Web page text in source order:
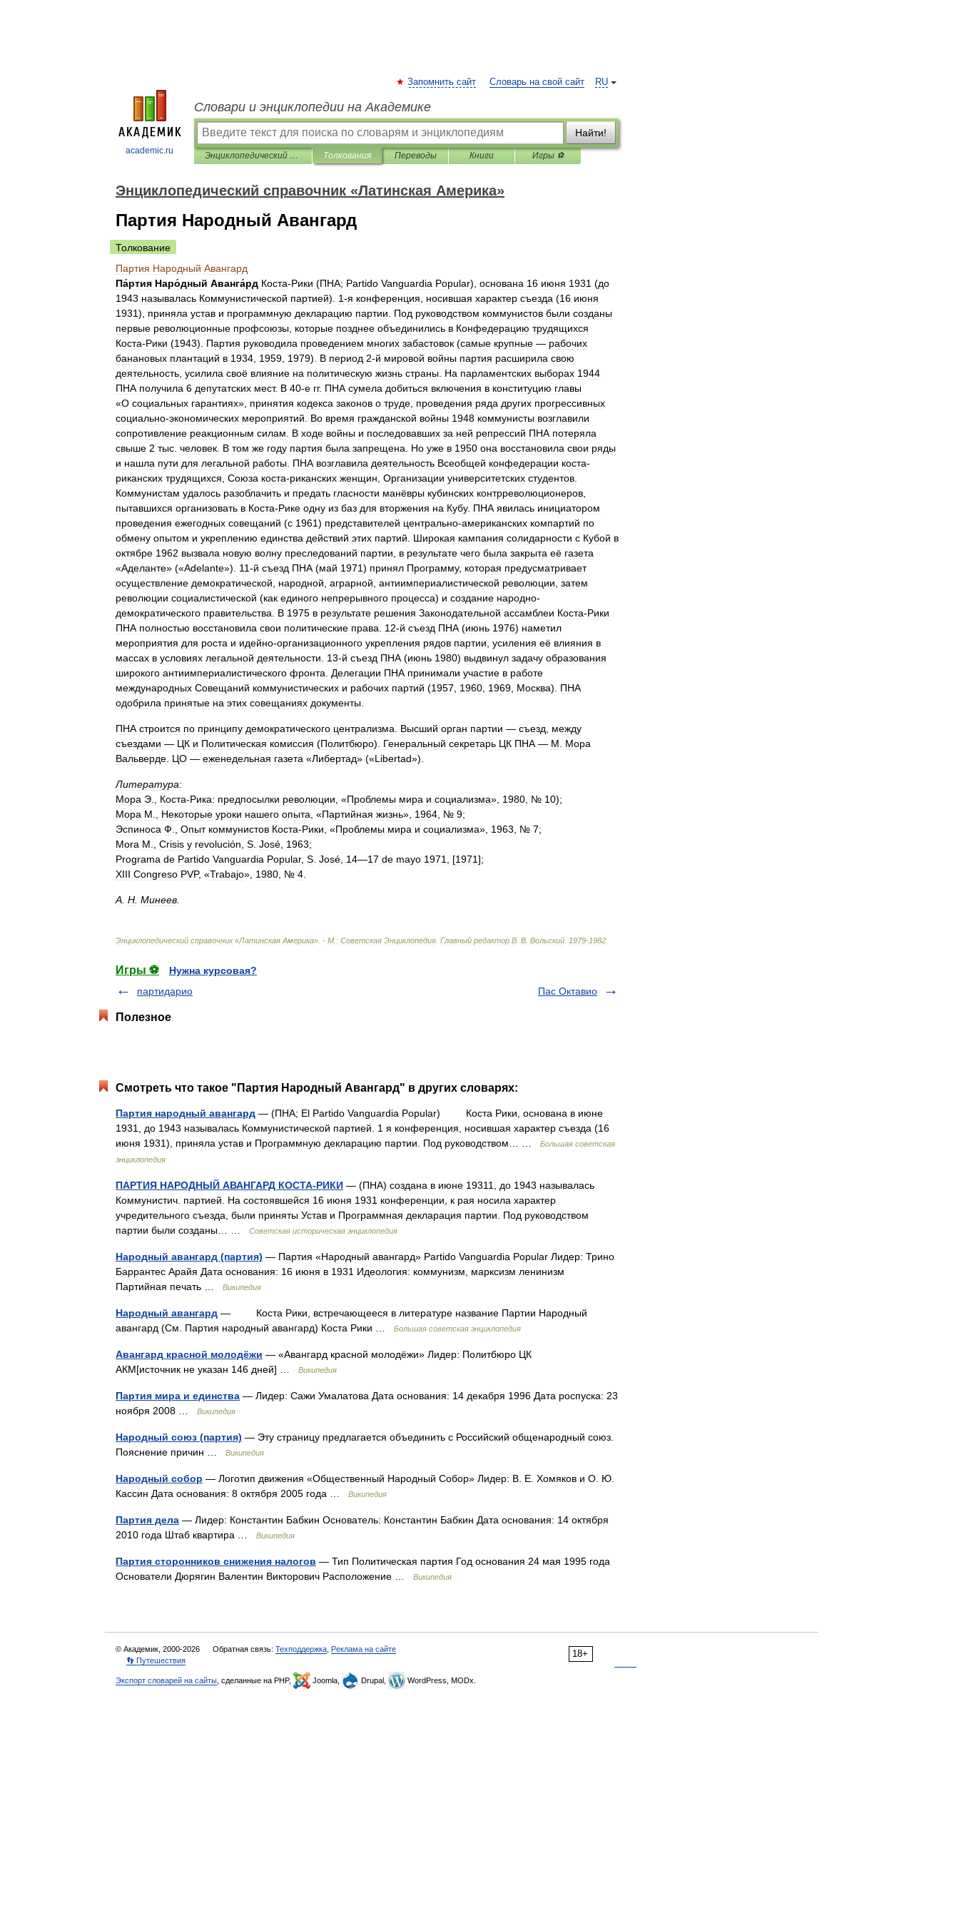
academic.ru
RU
Запомнить сайт Словарь на свой сайт
Словари и энциклопедии на Академике
Найти!
Энциклопедический справочник «Латинская Америка» Толкования Переводы Книги Игры ⚽
Энциклопедический справочник «Латинская Америка»
Партия Народный Авангард
Толкование
Партия Народный Авангард
Па́ртия Наро́дный Аванга́рд Коста-Рики (ПНА; Partido Vanguardia Popular), основана 16 июня 1931 (до
1943 называлась Коммунистической партией). 1-я конференция носившая характер съезда (16 июня
1931), приняла устав и программную декларацию партии Под руководством коммунистов были созданы
первые революционные профсоюзы которые позднее объединились в Конфедерацию трудящихся
Коста-Рики (1943). Партия руководила проведением многих забастовок (самые крупные — рабочих
банановых плантаций в 1934 1959 1979). В период 2-й мировой войны партия расширила свою
деятельность усилила своё влияние на политическую жизнь страны На парламентских выборах 1944
ПНА получила 6 депутатских мест. В 40-е гг. ПНА сумела добиться включения в конституцию главы
«О социальных гарантиях», принятия кодекса законов о труде проведения ряда других прогрессивных
социально-экономических мероприятий Во время гражданской войны 1948 коммунисты возглавили
сопротивление реакционным силам В ходе войны и последовавших за ней репрессий ПНА потеряла
свыше 2 тыс человек В том же году партия была запрещена Но уже в 1950 она восстановила свои ряды
и нашла пути для легальной работы ПНА возглавила деятельность Всеобщей конфедерации коста-
риканских трудящихся Союза коста-риканских женщин Организации университетских студентов
Коммунистам удалось разоблачить и предать гласности манёвры кубинских контрреволюционеров
пытавшихся организовать в Коста-Рике одну из баз для вторжения на Кубу. ПНА явилась инициатором
проведения ежегодных совещаний (с 1961) представителей центрально-американских компартий по
обмену опытом и укреплению единства действий этих партий Широкая кампания солидарности с Кубой в
октябре 1962 вызвала новую волну преследований партии в результате чего была закрыта её газета
«Аделанте» («Adelante»). 11-й съезд ПНА (май 1971) принял Программу, которая предусматривает
осуществление демократической народной аграрной антиимпериалистической революции затем
революции социалистической (как единого непрерывного процесса) и создание народно-
демократического правительства В 1975 в результате решения Законодательной ассамблеи Коста-Рики
ПНА полностью восстановила свои политические права 12-й съезд ПНА (июнь 1976) наметил
мероприятия для роста и идейно-организационного укрепления рядов партии усиления её влияния в
массах в условиях легальной деятельности 13-й съезд ПНА (июнь 1980) выдвинул задачу образования
широкого антиимпериалистического фронта Делегации ПНА принимали участие в работе
международных Совещаний коммунистических и рабочих партий (1957 1960 1969 Москва). ПНА
одобрила принятые на этих совещаниях документы
ПНА строится по принципу демократического централизма Высший орган партии — съезд
между
съездами — ЦК и Политическая комиссия (Политбюро). Генеральный секретарь ЦК ПНА — М
Мора
Вальверде ЦО — еженедельная газета «Либертад» («Libertad»).
Литература:
Мора Э Коста-Рика: предпосылки революции , «Проблемы мира и социализма», 1980 , № 10);
Мора М Некоторые уроки нашего опыта , «Партийная жизнь», 1964 , № 9;
Эспиноса Ф Опыт коммунистов Коста-Рики , «Проблемы мира и социализма», 1963 , № 7;
Mora М Crisis у revolución S José 1963;
Programa de Partido Vanguardia Popular, S José 14—17 de mayo 1971 , [1971];
XIII Congreso PVP, «Trabajo», 1980 , № 4
A Н Минеев
Энциклопедический справочник«Латинская Америка». - М : Советская Энциклопедия Главный редактор В В Вольский 1979-1982
Игры ⚽
Нужна курсовая?
партидарио
Пас Октавио
Полезное
Смотреть что такое "Партия Народный Авангард" в других словарях:
Партия народный авангард — (ПНА; El Partido Vanguardia Popular) Коста Рики, основана в июне
1931, до 1943 называлась Коммунистической партией. 1 я конференция, носившая характер съезда (16
июня 1931), приняла устав и Программную декларацию партии. Под руководством… …
Большая советская
энциклопедия
ПАРТИЯ НАРОДНЫЙ АВАНГАРД КОСТА-РИКИ — (ПНА) создана в июне 19311, до 1943 называлась
Коммунистич. партией. На состоявшейся 16 июня 1931 конференции, к рая носила характер
учредительного съезда, были приняты Устав и Программная декларация партии. Под руководством
партии были созданы… …
Советская историческая энциклопедия
Народный авангард (партия) — Партия «Народный авангард» Partido Vanguardia Popular Лидер: Трино
Баррантес Арайя Дата основания: 16 июня в 1931 Идеология: коммунизм, марксизм ленинизм
Партийная печать …
Википедия
Народный авангард — Коста Рики, встречающееся в литературе название Партии Народный
авангард (См. Партия народный авангард) Коста Рики …
Большая советская энциклопедия
Авангард красной молодёжи — «Авангард красной молодёжи» Лидер: Политбюро ЦК
АКМ[источник не указан 146 дней] …
Википедия
Партия мира и единства — Лидер: Сажи Умалатова Дата основания: 14 декабря 1996 Дата роспуска: 23
ноября 2008 …
Википедия
Народный союз (партия) — Эту страницу предлагается объединить с Российский общенародный союз.
Пояснение причин …
Википедия
Народный собор — Логотип движения «Общественный Народный Собор» Лидер: В. Е. Хомяков и О. Ю.
Кассин Дата основания: 8 октября 2005 года …
Википедия
Партия дела — Лидер: Константин Бабкин Основатель: Константин Бабкин Дата основания: 14 октября
2010 года Штаб квартира …
Википедия
Партия сторонников снижения налогов — Тип Политическая партия Год основания 24 мая 1995 года
Основатели Дюрягин Валентин Викторович Расположение …
Википедия
18+
© Академик, 2000-2026 Обратная связь: Техподдержка Реклама на сайте
👣 Путешествия
Экспорт словарей на сайты , сделанные на PHP, Joomla, Drupal, WordPress, MODx.